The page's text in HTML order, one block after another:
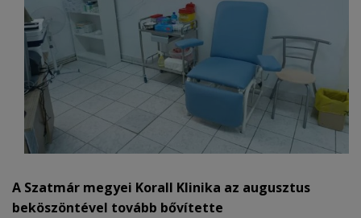
A Szatmár megyei Korall Klinika az augusztus
beköszöntével tovább bővítette